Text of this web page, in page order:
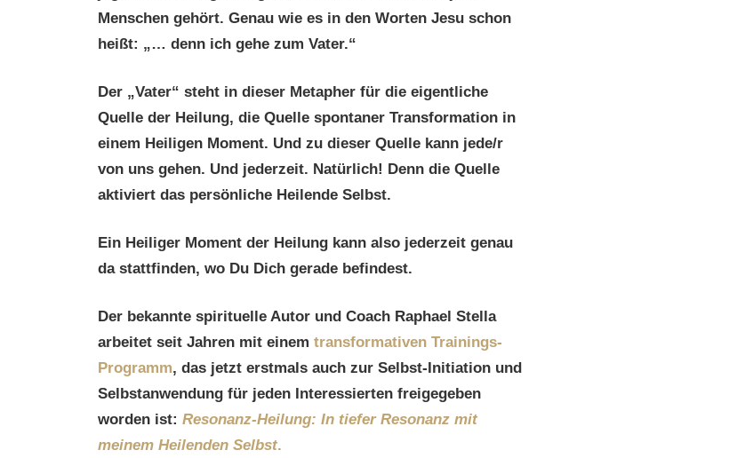
Menschen gehört. Genau wie es in den Worten Jesu schon
heißt: „… denn ich gehe zum Vater.“
Der „Vater“ steht in dieser Metapher für die eigentliche
Quelle der Heilung, die Quelle spontaner Transformation in
einem Heiligen Moment. Und zu dieser Quelle kann jede/r
von uns gehen. Und jederzeit. Natürlich! Denn die Quelle
aktiviert das persönliche Heilende Selbst.
Ein Heiliger Moment der Heilung kann also jederzeit genau
da stattfinden, wo Du Dich gerade befindest.
Der bekannte spirituelle Autor und Coach Raphael Stella
arbeitet seit Jahren mit einem transformativen Trainings-
Programm, das jetzt erstmals auch zur Selbst-Initiation und
Selbstanwendung für jeden Interessierten freigegeben
worden ist: Resonanz-Heilung: In tiefer Resonanz mit
meinem Heilenden Selbst.